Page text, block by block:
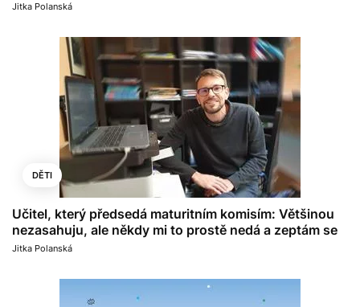
Jitka Polanská
DĚTI
Učitel, který předsedá maturitním komisím: Většinou
nezasahuju, ale někdy mi to prostě nedá a zeptám se
Jitka Polanská